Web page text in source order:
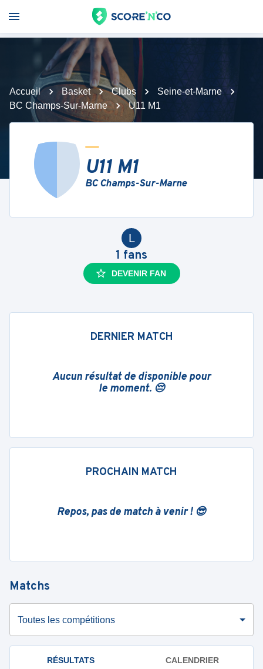
Accueil Basket Clubs
Seine-et-Marne
BC Champs-Sur-Marne
U11 M1
U11 M1
BC Champs-Sur-Marne
L
1 fans
DEVENIR FAN
DERNIER MATCH
Aucun résultat de disponible pour
le moment. 😔
PROCHAIN MATCH
Repos, pas de match à venir ! 😎
Matchs
Toutes les compétitions
RÉSULTATS CALENDRIER